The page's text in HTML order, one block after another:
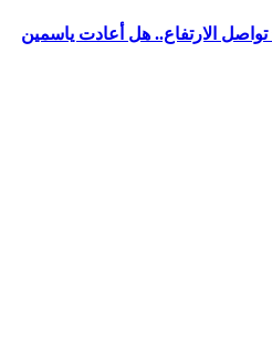
الارتفاع.. هل أعادت ياسمين